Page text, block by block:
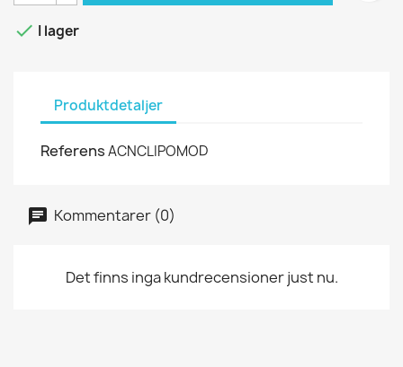
 I lager
Produktdetaljer
ReferensACNCLIPOMOD
Kommentarer (0)
Det finns inga kundrecensioner just nu.